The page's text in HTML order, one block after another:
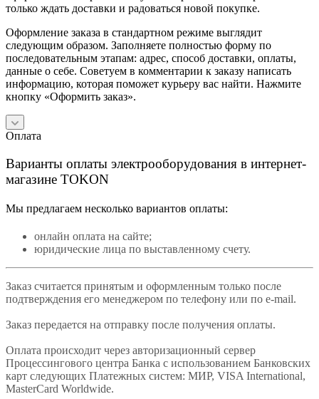
только ждать доставки и радоваться новой покупке.
Оформление заказа в стандартном режиме выглядит
следующим образом. Заполняете полностью форму по
последовательным этапам: адрес, способ доставки, оплаты,
данные о себе. Советуем в комментарии к заказу написать
информацию, которая поможет курьеру вас найти. Нажмите
кнопку «Оформить заказ».
Оплата
Варианты оплаты электрооборудования в интернет-
магазине TOKON
Мы предлагаем несколько вариантов оплаты:
онлайн оплата на сайте;
юридические лица по выставленному счету.
Заказ считается принятым и оформленным только после
подтверждения его менеджером по телефону или по e-mail.
Заказ передается на отправку после получения оплаты.
Оплата происходит через авторизационный сервер
Процессингового центра Банка с использованием Банковских
карт следующих Платежных систем: МИР, VISA International,
MasterCard Worldwide.